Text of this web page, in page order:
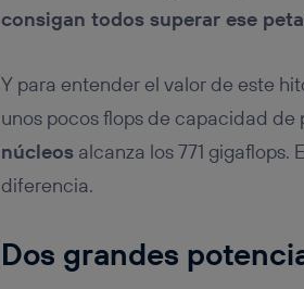
consigan todos superar ese
Y para entender el valor de este
unos pocos flops de capacidad
núcleosalcanza los 771 gigaflops.
diferencia.
Dos grandes